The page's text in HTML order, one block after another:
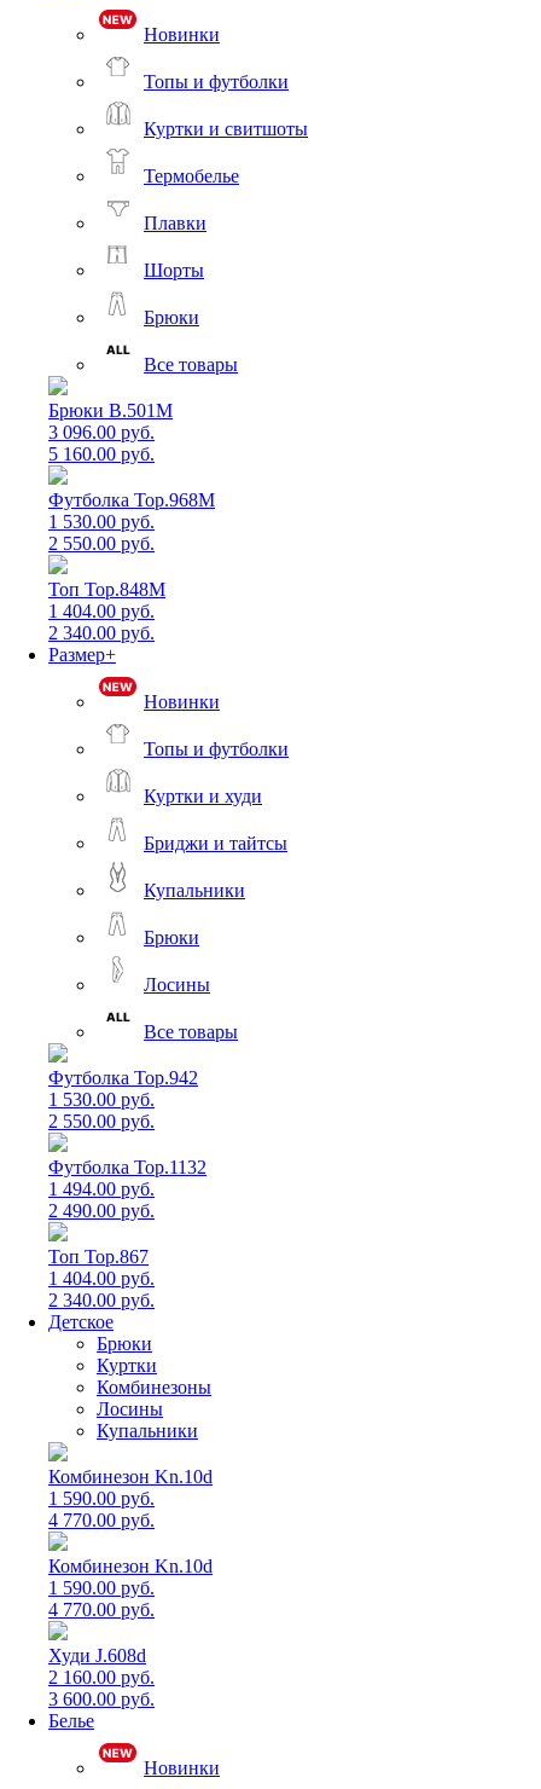
Новинки
Топы и футболки
Куртки и свитшоты
Термобелье
Плавки
Шорты
Брюки
Все товары
Брюки B.501M
3 096.00 руб.
5 160.00 руб.
Футболка Top.968M
1 530.00 руб.
2 550.00 руб.
Топ Top.848M
1 404.00 руб.
2 340.00 руб.
Размер+
Новинки
Топы и футболки
Куртки и худи
Бриджи и тайтсы
Купальники
Брюки
Лосины
Все товары
Футболка Top.942
1 530.00 руб.
2 550.00 руб.
Футболка Top.1132
1 494.00 руб.
2 490.00 руб.
Топ Top.867
1 404.00 руб.
2 340.00 руб.
Детское
Брюки
Куртки
Комбинезоны
Лосины
Купальники
Комбинезон Kn.10d
1 590.00 руб.
4 770.00 руб.
Комбинезон Kn.10d
1 590.00 руб.
4 770.00 руб.
Худи J.608d
2 160.00 руб.
3 600.00 руб.
Белье
Новинки